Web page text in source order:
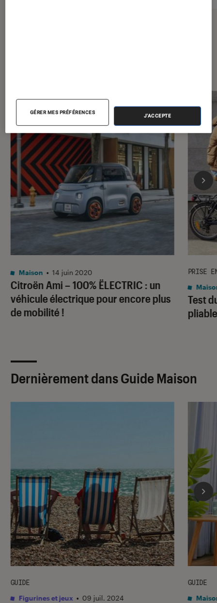
Citroën Ami – 100% ËLECTRIC : un
véhicule électrique pour encore plus
de mobilité !
Maison • 14 juin 2020
Test
PRISE
Dernièrement dans Guide Maison
GUIDE
Figurines et jeux • 09 juil. 2024
GUIDE
GÉRER MES PRÉFÉRENCES
J'ACCEPTE